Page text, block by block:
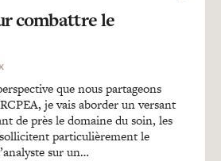
combattre le
que nous partageons
je vais aborder un versant
de près le domaine du soin, les
particulièrement le
sur un…